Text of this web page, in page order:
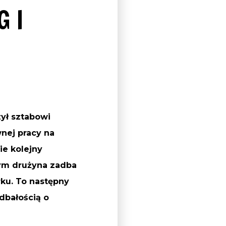
I
sztabowi
pracy na
kolejny
drużyna zadba
To następny
o